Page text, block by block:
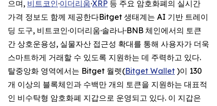
으며, 비트코인·이더리움·XRP 등 주요 암호화폐의 실시간
가격 정보도 함께 제공한다Bitget 생태계는 AI 기반 트레이
딩 도구, 비트코인·이더리움·솔라나·BNB 체인에서의 토큰
간 상호운용성, 실물자산 접근성 확대를 통해 사용자가 더욱
스마트하게 거래할 수 있도록 지원하는 데 주력하고 있다.
탈중앙화 영역에서는 Bitget 월렛(Bitget Wallet )이 130
개 이상의 블록체인과 수백만 개의 토큰을 지원하는 대표적
인 비수탁형 암호화폐 지갑으로 운영되고 있다. 이 지갑은